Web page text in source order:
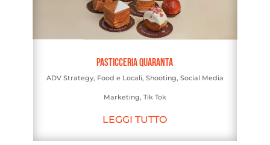
Pasticceria Quaranta
ADV Strategy, Food e Locali, Shooting, Social Media
Marketing, Tik Tok
LEGGI TUTTO